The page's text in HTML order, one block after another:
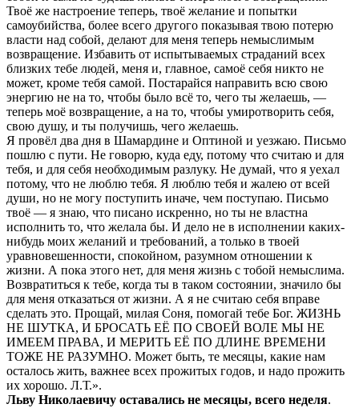
Твоё же настроение теперь, твоё желание и попытки
самоубийства, более всего другого показывая твою потерю
власти над собой, делают для меня теперь немыслимым
возвращение. Избавить от испытываемых страданий всех
близких тебе людей, меня и, главное, самоё себя никто не
может, кроме тебя самой. Постарайся направить всю свою
энергию не на то, чтобы было всё то, чего ты желаешь, —
теперь моё возвращение, а на то, чтобы умиротворить себя,
свою душу, и ты получишь, чего желаешь.
Я провёл два дня в Шамардине и Оптиной и уезжаю. Письмо
пошлю с пути. Не говорю, куда еду, потому что считаю и для
тебя, и для себя необходимым разлуку. Не думай, что я уехал
потому, что не люблю тебя. Я люблю тебя и жалею от всей
души, но не могу поступить иначе, чем поступаю. Письмо
твоё — я знаю, что писано искренно, но ты не властна
исполнить то, что желала бы. И дело не в исполнении каких-
нибудь моих желаний и требований, а только в твоей
уравновешенности, спокойном, разумном отношении к
жизни. А пока этого нет, для меня жизнь с тобой немыслима.
Возвратиться к тебе, когда ты в таком состоянии, значило бы
для меня отказаться от жизни. А я не считаю себя вправе
сделать это. Прощай, милая Соня, помогай тебе Бог. ЖИЗНЬ
НЕ ШУТКА, И БРОСАТЬ ЕЁ ПО СВОЕЙ ВОЛЕ МЫ НЕ
ИМЕЕМ ПРАВА, И МЕРИТЬ ЕЁ ПО ДЛИНЕ ВРЕМЕНИ
ТОЖЕ НЕ РАЗУМНО. Может быть, те месяцы, какие нам
осталось жить, важнее всех прожитых годов, и надо прожить
их хорошо. Л.Т.».
Льву Николаевичу оставались не месяцы, всего неделя.